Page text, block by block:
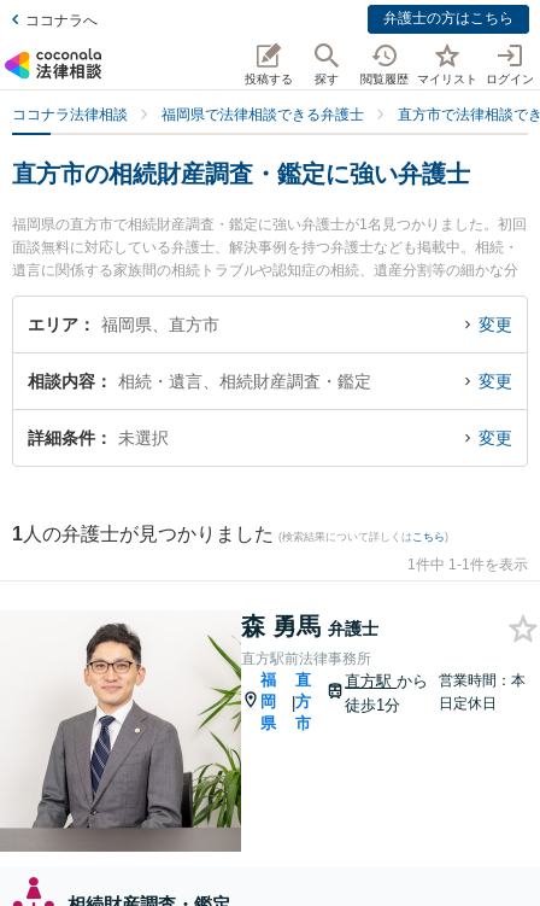
ココナラへ 弁護士の方はこちら
投稿する 探す 閲覧履歴 マイリスト ログイン
ココナラ法律相談 福岡県で法律相談できる弁護士 直方市で法律相談で
直方市の相続財産調査・鑑定に強い弁護士
福岡県の直方市で相続財産調査・鑑定に強い弁護士が1名見つかりました。初回
面談無料に対応している弁護士、解決事例を持つ弁護士なども掲載中。相続・
遺言に関係する家族間の相続トラブルや認知症の相続、遺産分割等の細かな分
野での絞り込み検索もでき便利です。特に直方駅前法律事務所の森 勇馬弁護士
のプロフィール情報や弁護士費用、強みなどが注目されています。『直方市で
索したい』『初回相談無料で相続財産調査・鑑定を法律相談できる直方市内の
弁護士に相談予約したい』などでお困りの相談者さんにおすすめです。
エリア 福岡県、直方市 変更
相談内容 相続・遺言、相続財産調査・鑑定 変更
詳細条件 未選択 変更
1 人の弁護士が見つかりました (検索結果について詳しくは こちら)
1件中 1-1件を表示
森 勇馬 弁護士
直方駅前法律事務所
福
岡
県
|
直
方
市
直方駅から
徒歩1分
営業時間：本
日定休日